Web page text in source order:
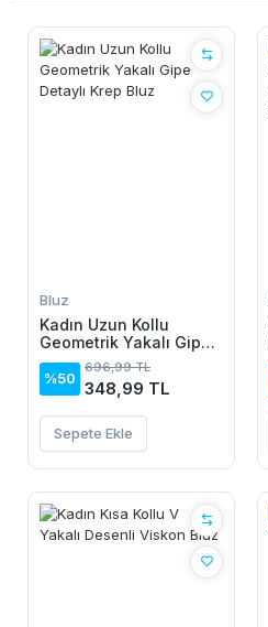
Bluz
Kadın Uzun Kollu
Geometrik Yakalı Gipe
Detaylı Krep Bluz
%50
696,99 TL
348,99 TL
Sepete Ekle